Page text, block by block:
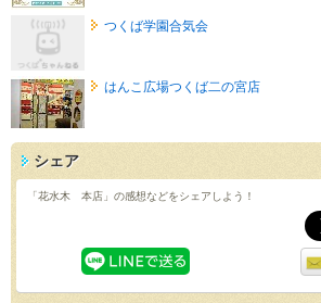
つくば学園合気会
はんこ広場つくば二の宮店
シェア
「花水木 本店」の感想などをシェアしよう！